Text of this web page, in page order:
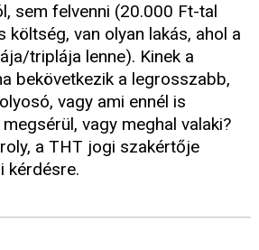
sem felvenni (20.000 Ft-tal
költség, van olyan lakás, ahol a
triplája lenne). Kinek a
bekövetkezik a legrosszabb,
vagy ami ennél is
vagy meghal valaki?
a THT jogi szakértője
kérdésre.